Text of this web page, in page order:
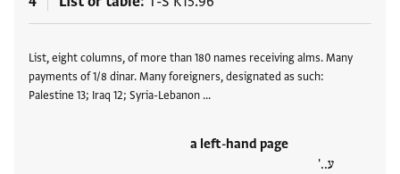
List, eight columns, of more than 180 names receiving alms. Many
payments of 1/8 dinar. Many foreigners, designated as such:
Palestine 13; Iraq 12; Syria-Lebanon …
a left-hand page
ע..'